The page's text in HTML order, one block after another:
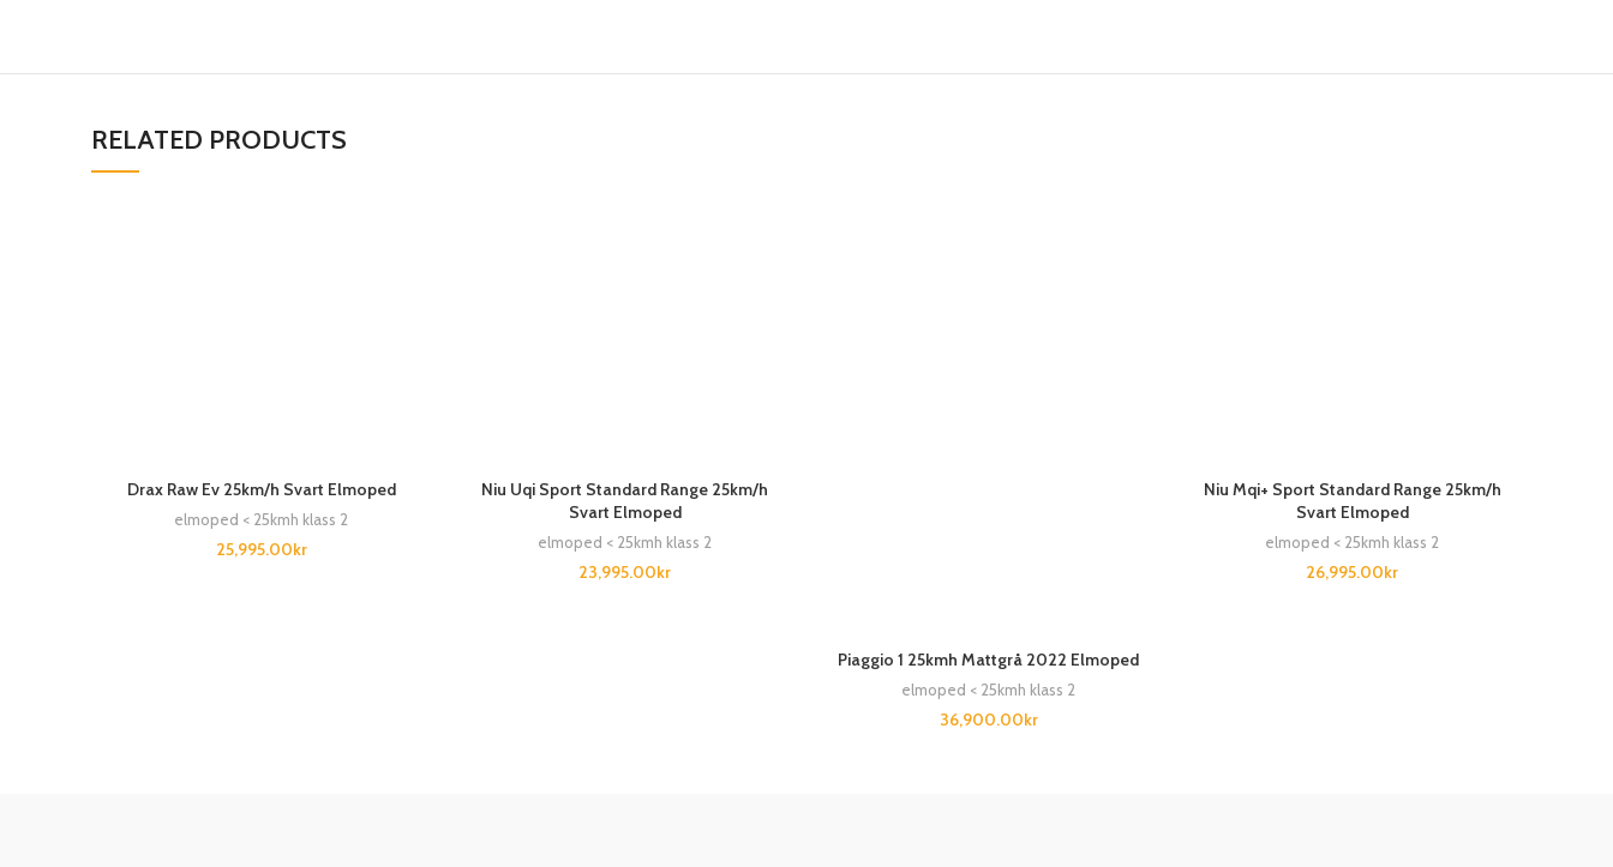
RELATED PRODUCTS
Drax Raw Ev 25km/h Svart Elmoped
elmoped < 25kmh klass 2
25,995.00kr
Niu Uqi Sport Standard Range 25km/h
Svart Elmoped
elmoped < 25kmh klass 2
23,995.00kr
Piaggio 1 25kmh Mattgrå 2022 Elmoped
elmoped < 25kmh klass 2
36,900.00kr
Niu Mqi+ Sport Standard Range 25km/h
Svart Elmoped
elmoped < 25kmh klass 2
26,995.00kr